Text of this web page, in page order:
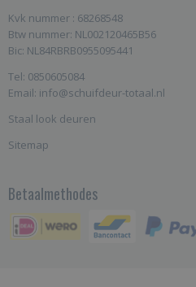
Kvk nummer : 68268548
Btw nummer: NL002120465B56
Bic: NL84RBRB0955095441
Tel: 0850605084
Email: info@schuifdeur-totaal.nl
Staal look deuren
Sitemap
Betaalmethodes